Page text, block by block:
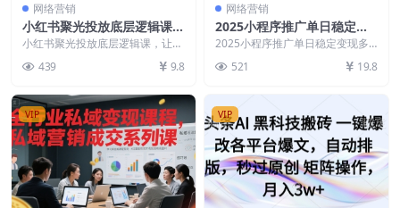
网络营销
小红书聚光投放底层逻辑课，
让你的客资成本降低10倍
小红书聚光投放底层逻辑课，让你
01.先导课(聚...
439 9.8
网络营销
2025小程序推广单日稳定变
现多张，一部手机即可操作，
小白宝妈轻松上手【揭秘】
2025小程序推广单日稳定变现多
轻松上手【揭秘】 ...
521 19.8
VIP VIP